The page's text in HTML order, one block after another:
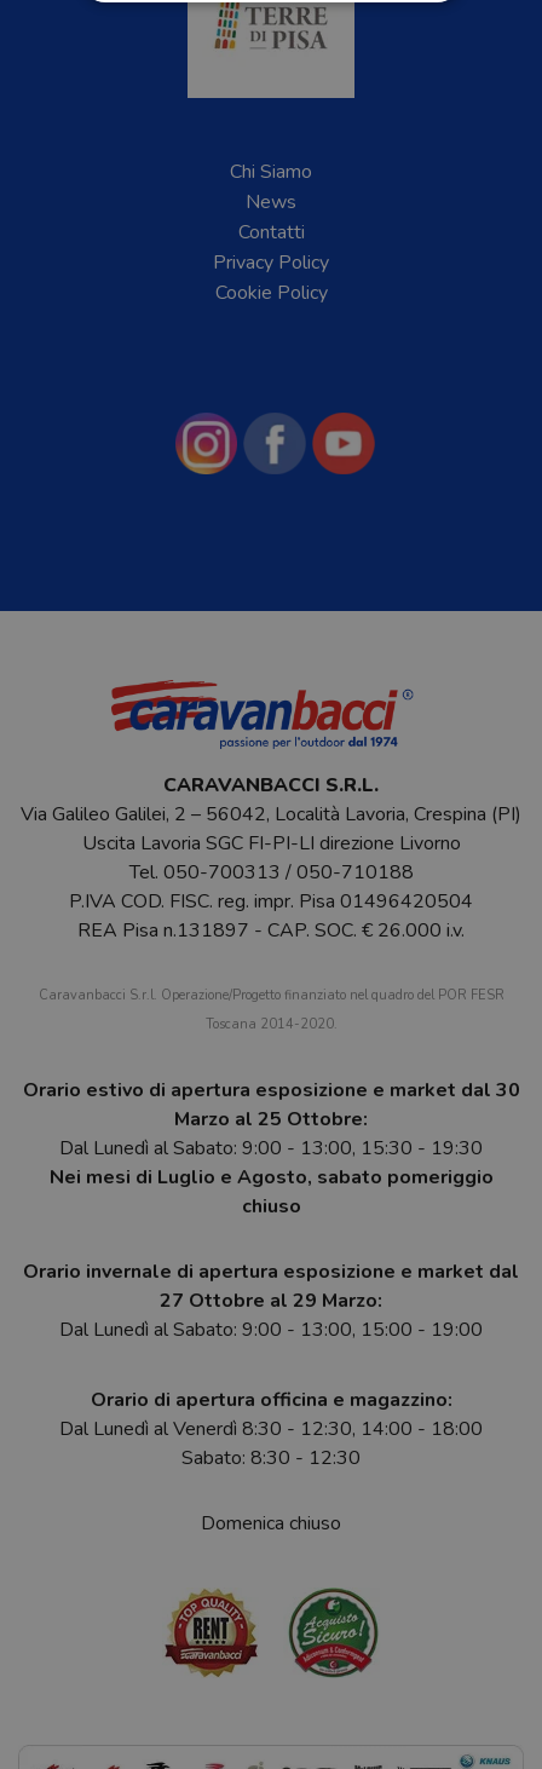
Chi Siamo
News
Contatti
Privacy Policy
Cookie Policy
CARAVANBACCI S.R.L.
Via Galileo Galilei, 2 – 56042, Località Lavoria, Crespina (PI)
Uscita Lavoria SGC FI-PI-LI direzione Livorno
Tel. 050-700313 /050-710188
P.IVA COD. FISC. reg. impr. Pisa 01496420504
REA Pisa n.131897 - CAP. SOC. € 26.000 i.v.
Caravanbacci S.r.l. Operazione/Progetto finanziato nel quadro del POR FESR
Toscana 2014-2020.
Orario estivo di apertura esposizione e market dal 30
Marzo al 25 Ottobre:
Dal Lunedì al Sabato: 9:00 - 13:00, 15:30 - 19:30
Nei mesi di Luglio e Agosto, sabato pomeriggio
chiuso
Orario invernale di apertura esposizione e market dal
27 Ottobre al 29 Marzo:
Dal Lunedì al Sabato: 9:00 - 13:00, 15:00 - 19:00
Orario di apertura officina e magazzino:
Dal Lunedì al Venerdì 8:30 - 12:30, 14:00 - 18:00
Sabato: 8:30 - 12:30
Domenica chiuso